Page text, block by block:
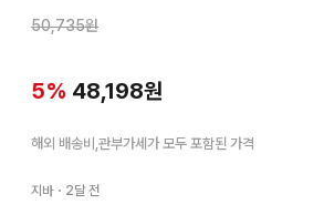
50,735원
5% 48,198원
해외 배송비,관부가세가 모두 포함된 가격
지바・ 2달 전